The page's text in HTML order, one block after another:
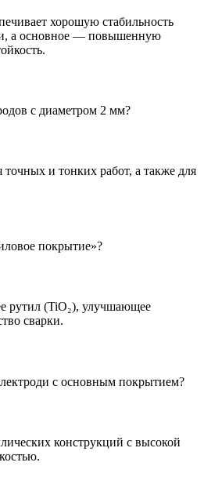
хорошую стабильность
а основное — повышенную
с диаметром 2 мм?
и тонких работ, а также для
покрытие»?
рутил (TiO₂), улучшающее
сварки.
с основным покрытием?
конструкций с высокой